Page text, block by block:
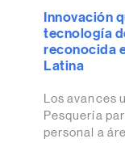
Innovación
tecnología
reconocida
Latina
Los avances
Pesquería
personal a